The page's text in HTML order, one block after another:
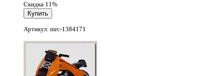
Скидка 11%
Артикул: mrc-1384171